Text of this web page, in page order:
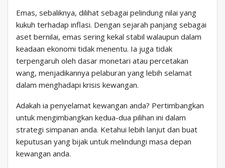
Emas, sebaliknya, dilihat sebagai pelindung nilai yang
kukuh terhadap inflasi. Dengan sejarah panjang sebagai
aset bernilai, emas sering kekal stabil walaupun dalam
keadaan ekonomi tidak menentu. Ia juga tidak
terpengaruh oleh dasar monetari atau percetakan
wang, menjadikannya pelaburan yang lebih selamat
dalam menghadapi krisis kewangan.
Adakah ia penyelamat kewangan anda? Pertimbangkan
untuk mengimbangkan kedua-dua pilihan ini dalam
strategi simpanan anda. Ketahui lebih lanjut dan buat
keputusan yang bijak untuk melindungi masa depan
kewangan anda.